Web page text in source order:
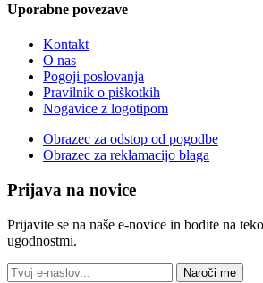
Uporabne povezave
Kontakt
O nas
Pogoji poslovanja
Pravilnik o piškotkih
Nogavice z logotipom
Obrazec za odstop od pogodbe
Obrazec za reklamacijo blaga
Prijava na novice
Prijavite se na naše e-novice in bodite na
ugodnostmi.
Naroči me